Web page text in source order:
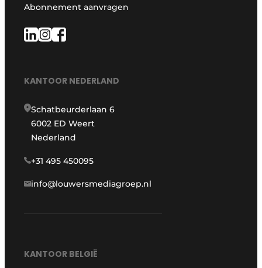
Abonnement aanvragen
KANTOOR NEDERLAND
Schatbeurderlaan 6
6002 ED Weert
Nederland
+31 495 450095
info@louwersmediagroep.nl
KANTOOR BELGIË